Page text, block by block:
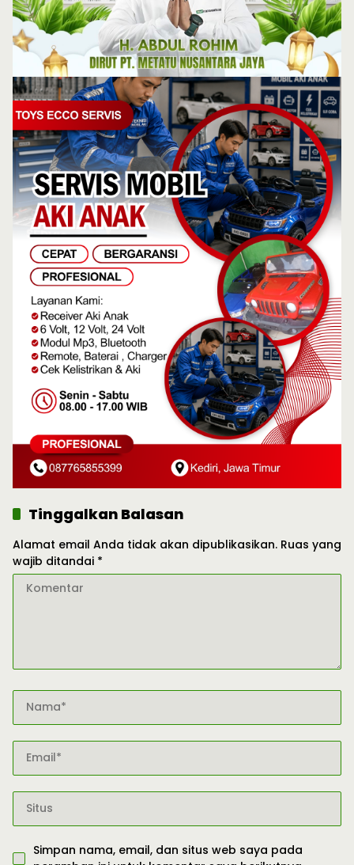
Tinggalkan Balasan
Alamat email Anda tidak akan dipublikasikan. Ruas yang
wajib ditandai *
Simpan nama, email, dan situs web saya pada